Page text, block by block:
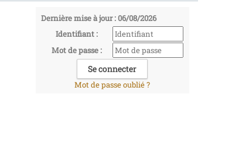
Dernière mise à jour : 06/08/2026
Identifiant :
Mot de passe :
Mot de passe oublié ?